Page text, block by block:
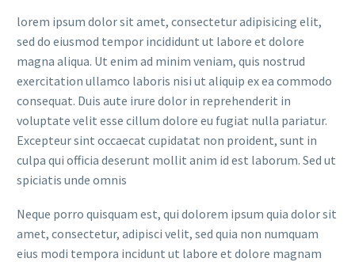
lorem ipsum dolor sit amet, consectetur adipisicing elit,
sed do eiusmod tempor incididunt ut labore et dolore
magna aliqua. Ut enim ad minim veniam, quis nostrud
exercitation ullamco laboris nisi ut aliquip ex ea commodo
consequat. Duis aute irure dolor in reprehenderit in
voluptate velit esse cillum dolore eu fugiat nulla pariatur.
Excepteur sint occaecat cupidatat non proident, sunt in
culpa qui officia deserunt mollit anim id est laborum. Sed ut
spiciatis unde omnis
Neque porro quisquam est, qui dolorem ipsum quia dolor sit
amet, consectetur, adipisci velit, sed quia non numquam
eius modi tempora incidunt ut labore et dolore magnam